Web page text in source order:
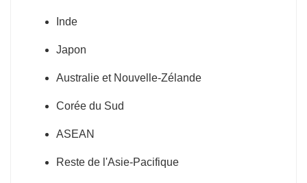
Inde
Japon
Australie et Nouvelle-Zélande
Corée du Sud
ASEAN
Reste de l'Asie-Pacifique